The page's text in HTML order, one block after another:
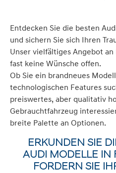
Entdecken Sie die besten
und sichern Sie sich Ihren
Unser vielfältiges Angebot
fast keine Wünsche offen.
Ob Sie ein brandneues
technologischen Features
preiswertes, aber qualitativ
Gebrauchtfahrzeug
breite Palette an Optionen.
ERKUNDEN SIE
AUDI MODELLE IN
FORDERN SIE